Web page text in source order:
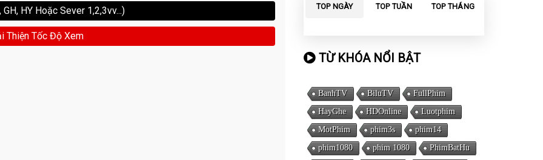
HY Hoặc Sever 1,2,3vv...)
Thiện Tốc Độ Xem
TOP NGÀY TOP TUẦN TOP THÁNG
TỪ KHÓA NỔI BẬT
BanhTV BiluTV
FullPhim
HayGhe
HDOnline
Luotphim
MotPhim
phim3s
phim14
phim1080
phim 1080
PhimBatHu